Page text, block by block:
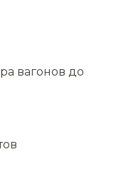
вагонов до